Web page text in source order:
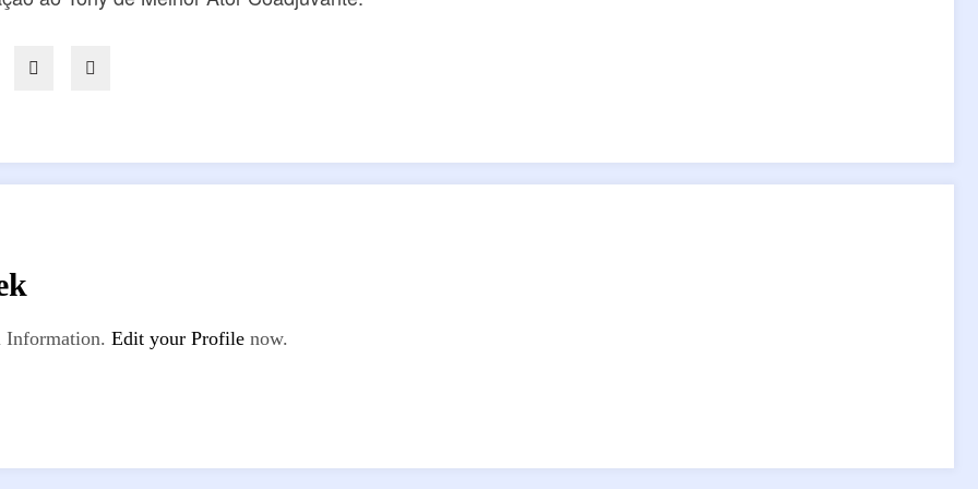
Information. Edit your Profile now.